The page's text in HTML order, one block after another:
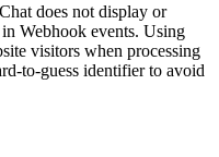
does not display or
Webhook events. Using
visitors when processing
to-guess identifier to avoid